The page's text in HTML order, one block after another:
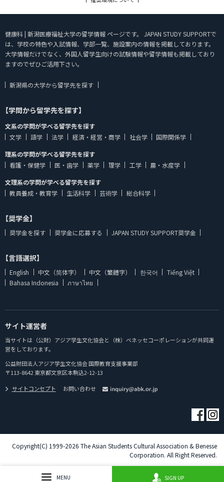
健康科 | 新潟医療福祉大学の留学情報 ページです。 JAPAN STUDY SUPPORTで
は、学校の特色や入試情報、学部一覧、施設案内の情報を掲載しております。
大学情報だけでなく、外国人留学生向けの試験情報や留学情報も掲載しており
ますのでぜひご活用下さい。
新潟県の大学から留学先を探す
【学問から留学先を探す】
文系の学問が学べる留学先を探す
文学
語学 法学 経済・経営・商学 社会学
国際関係学
理系の学問が学べる留学先を探す
看護・保健学
医・歯学 薬学 理学 工学
農・水産学
文理系の学問が学べる留学先を探す
教員養成・教育学
生活科学 芸術学 総合科学
【奨学金】
奨学金を探す 奨学金に応募する JAPAN STUDY SUPPORT奨学金
【言語選択】
English 中文（简体字） 中文（繁體字） 한국어
Tiếng Việt
Bahasa Indonesia
ภาษาไทย
サイト運営者
当サイトは（公財）アジア学生文化協会と（株）ベネッセコーポレーションが共同運
営をしております。
公益財団法人アジア学生文化協会 国際教育支援事業部
〒113-8642 東京都文京区本駒込2-12-13
サイトコンセプト
お問い合わせ
Copyright(C) 1999-2026 The Asian Students Cultural Association & Benesse
Corporation. All Right Reserved.
MENU SIGN UP